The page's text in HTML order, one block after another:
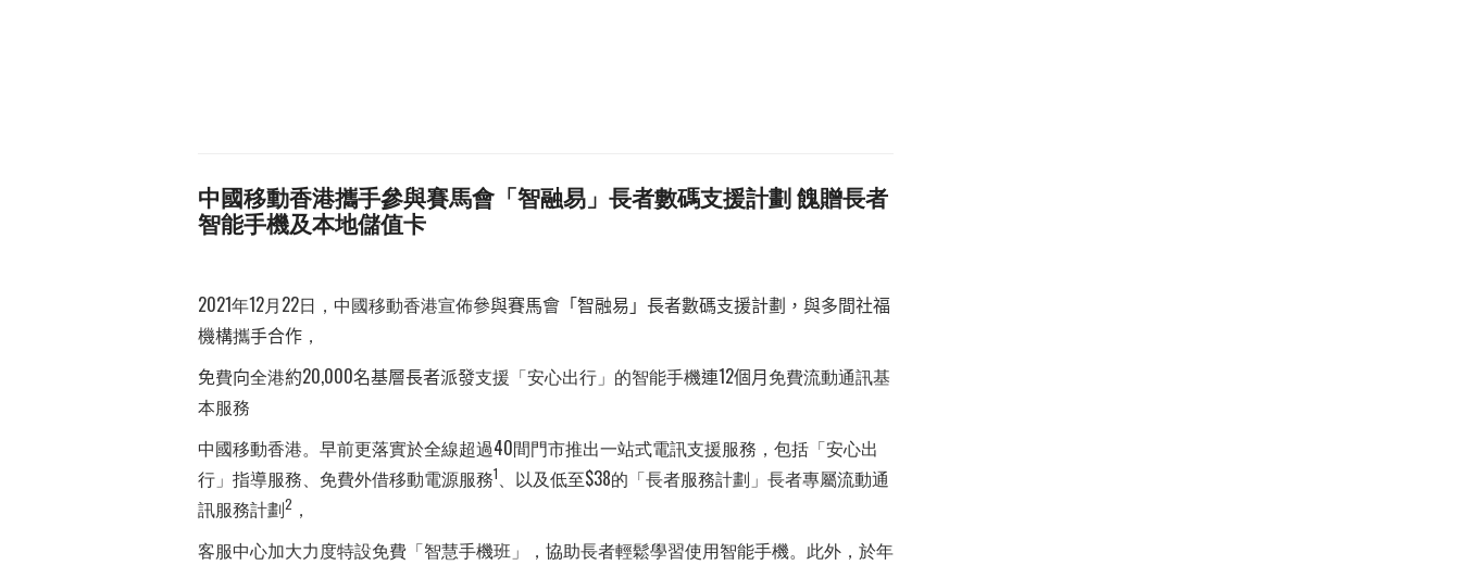
中國移動香港攜手參與賽馬會「智融易」長者數碼支援計劃 餽贈長者
智能手機及本地儲值卡
2021年12月22日，中國移動香港宣佈參與賽馬會「智融易」長者數碼支援計劃，與多間社福
機構攜手合作 ，
免費向全港約20,000名基層長者派發支援「安心出行」的智能手機連12個月免費流動通訊基
本服務
中國移動香港。早前更落實於全線超過40間門市推出一站式電訊支援服務，包括「安心出
行」指導服務、免費外借移動電源服務1
、以及低至$38的「長者服務計劃」長者專屬流動通
訊服務計劃2 ，
客服中心加大力度特設免費「智慧手機班」，協助長者輕鬆學習使用智能手機。此外，於年